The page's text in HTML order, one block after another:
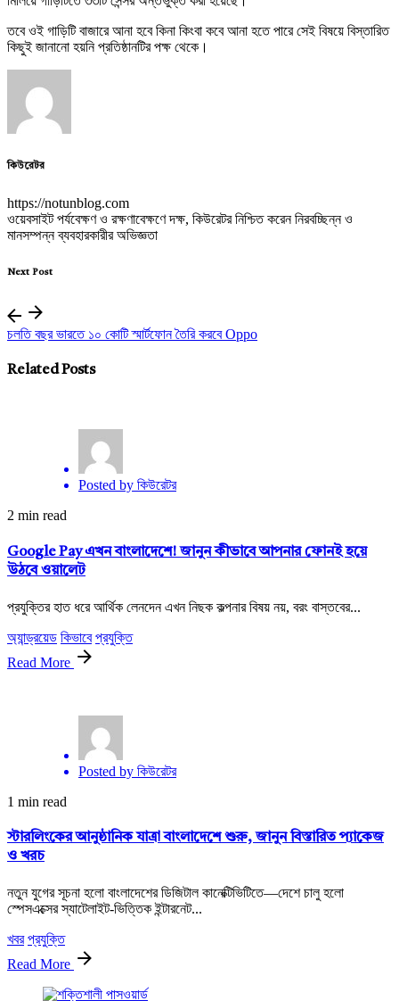
তবে ওই গাড়িটি বাজারে আনা হবে কিনা কিংবা কবে আনা হতে পারে সেই বিষয়ে বিস্তারিত
কিছুই জানানো হয়নি প্রতিষ্ঠানটির পক্ষ থেকে।
কিউরেটর
https://notunblog.com
ওয়েবসাইট পর্যবেক্ষণ ও রক্ষণাবেক্ষণে দক্ষ, কিউরেটর নিশ্চিত করেন নিরবচ্ছিন্ন ও
মানসম্পন্ন ব্যবহারকারীর অভিজ্ঞতা
Next Post
চলতি বছর ভারতে ১০ কোটি স্মার্টফোন তৈরি করবে Oppo
Related Posts
Posted by কিউরেটর
2 min read
Google Pay এখন বাংলাদেশে! জানুন কীভাবে আপনার ফোনই হয়ে
উঠবে ওয়ালেট
প্রযুক্তির হাত ধরে আর্থিক লেনদেন এখন নিছক কল্পনার বিষয় নয়, বরং বাস্তবের...
অ্যান্ড্রয়েড কিভাবে প্রযুক্তি
Read More
Posted by কিউরেটর
1 min read
স্টারলিংকের আনুষ্ঠানিক যাত্রা বাংলাদেশে শুরু, জানুন বিস্তারিত প্যাকেজ
ও খরচ
নতুন যুগের সূচনা হলো বাংলাদেশের ডিজিটাল কানেক্টিভিটিতে—দেশে চালু হলো
স্পেসএক্সের স্যাটেলাইট-ভিত্তিক ইন্টারনেট...
খবর প্রযুক্তি
Read More